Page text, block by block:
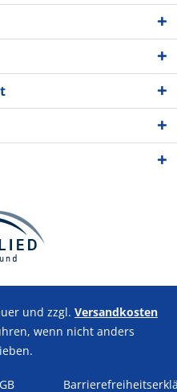
und zzgl. Versandkosten
wenn nicht anders